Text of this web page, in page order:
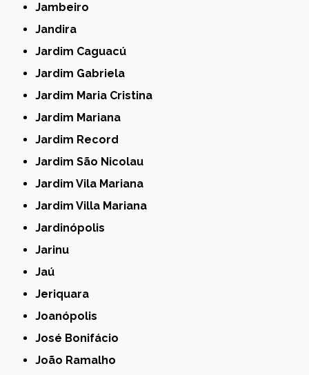
Jambeiro
Jandira
Jardim Caguacú
Jardim Gabriela
Jardim Maria Cristina
Jardim Mariana
Jardim Record
Jardim São Nicolau
Jardim Vila Mariana
Jardim Villa Mariana
Jardinópolis
Jarinu
Jaú
Jeriquara
Joanópolis
José Bonifácio
João Ramalho